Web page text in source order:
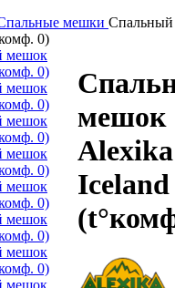
мешки
0)
мешок
Alexika
Iceland